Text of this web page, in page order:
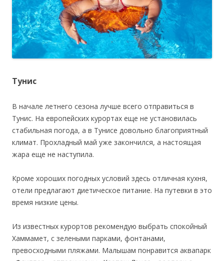
Тунис
В начале летнего сезона лучше всего отправиться в
Тунис. На европейских курортах еще не установилась
стабильная погода, а в Тунисе довольно благоприятный
климат. Прохладный май уже закончился, а настоящая
жара еще не наступила.
Кроме хороших погодных условий здесь отличная кухня,
отели предлагают диетическое питание. На путевки в это
время низкие цены.
Из известных курортов рекомендую выбрать спокойный
Хаммамет, с зелеными парками, фонтанами,
превосходными пляжами. Малышам понравится аквапарк